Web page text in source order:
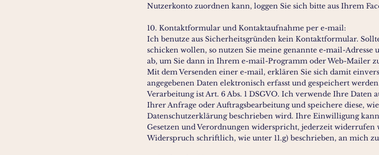
Nutzerkonto zuordnen kann, loggen Sie sich bitte aus Ihrem
10. Kontaktformular und Kontaktaufnahme per e-mail:
Ich benutze aus Sicherheitsgründen kein Kontaktformular.
schicken wollen, so nutzen Sie meine genannte e-mail-Adresse
ab, um Sie dann in Ihrem e-mail-Programm oder Web-Mailer
Mit dem Versenden einer e-mail, erklären Sie sich damit
angegebenen Daten elektronisch erfasst und gespeichert
Verarbeitung ist Art. 6 Abs. 1 DSGVO. Ich verwende Ihre Daten
Ihrer Anfrage oder Auftragsbearbeitung und speichere diese,
Datenschutzerklärung beschrieben wird. Ihre Einwilligung
Gesetzen und Verordnungen widerspricht, jederzeit widerrufen
Widerspruch schriftlich, wie unter 11.g) beschrieben, an mich